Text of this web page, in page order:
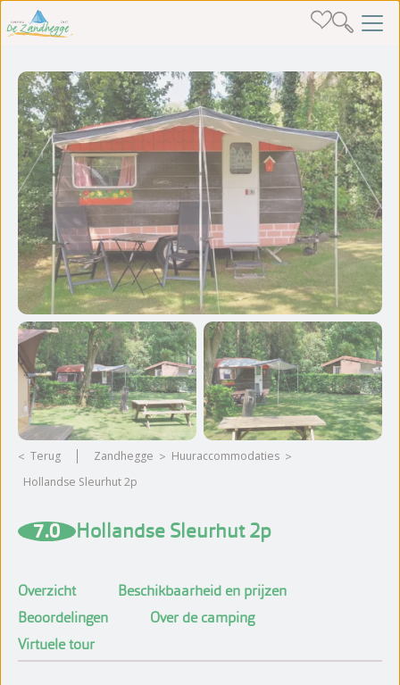
Terug Zandhegge
huuraccommodaties
Hollandse Sleurhut 2p
7.0 Hollandse Sleurhut 2p
Overzicht
Beschikbaarheid en prijzen
Beoordelingen
Over de camping
Virtuele tour